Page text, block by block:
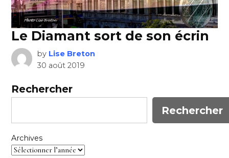
Le Diamant sort de son écrin
by Lise Breton
30 août 2019
Rechercher
Rechercher
Archives